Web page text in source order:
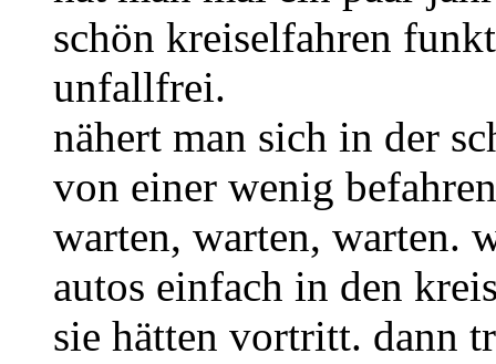
schön kreiselfahren
unfallfrei.
nähert man sich in der
von einer wenig
warten, warten, warten.
autos einfach in den
sie hätten vortritt. dann